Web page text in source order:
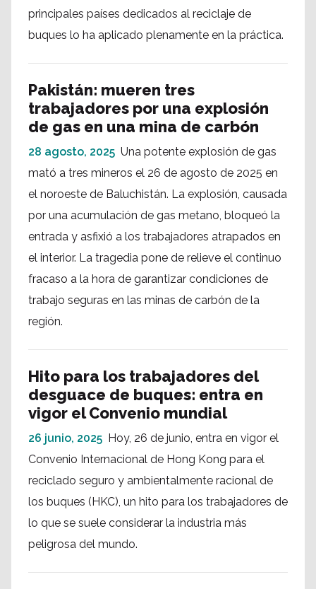
principales países dedicados al reciclaje de
buques lo ha aplicado plenamente en la práctica.
Pakistán: mueren tres
trabajadores por una explosión
de gas en una mina de carbón
28 agosto, 2025 Una potente explosión de gas
mató a tres mineros el 26 de agosto de 2025 en
el noroeste de Baluchistán. La explosión, causada
por una acumulación de gas metano, bloqueó la
entrada y asfixió a los trabajadores atrapados en
el interior. La tragedia pone de relieve el continuo
fracaso a la hora de garantizar condiciones de
trabajo seguras en las minas de carbón de la
región.
Hito para los trabajadores del
desguace de buques: entra en
vigor el Convenio mundial
26 junio, 2025 Hoy, 26 de junio, entra en vigor el
Convenio Internacional de Hong Kong para el
reciclado seguro y ambientalmente racional de
los buques (HKC), un hito para los trabajadores de
lo que se suele considerar la industria más
peligrosa del mundo.